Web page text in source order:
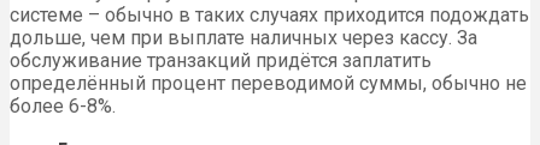
Порядок возврата билета будет таким:
обратитесь в кассу;
предъявите паспорт и билет;
напишите заявление о возврате;